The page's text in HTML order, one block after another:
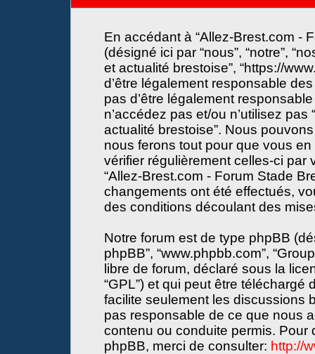
En accédant à “Allez-Brest.com -
(désigné ici par “nous”, “notre”,
et actualité brestoise”, “https://
d’être légalement responsable
pas d’être légalement
n’accédez pas et/ou n’utilisez
actualité brestoise”. Nous
nous ferons tout pour que vous
vérifier régulièrement celles-ci par
“Allez-Brest.com - Forum Stade
changements ont été effectués,
des conditions découlant des
Notre forum est de type phpBB
phpBB”, “www.phpbb.com”,
libre de forum, déclaré sous la
“GPL”) et qui peut être téléchargé
facilite seulement les discussions
pas responsable de ce que nous
contenu ou conduite permis. Pour
phpBB, merci de consulter: http://